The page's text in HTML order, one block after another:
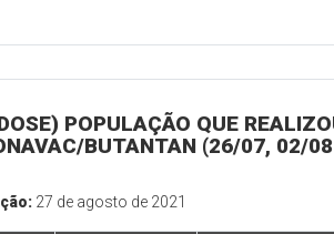
POPULAÇÃO QUE
BUTANTAN (26/07, 02/
27 de agosto de 2021